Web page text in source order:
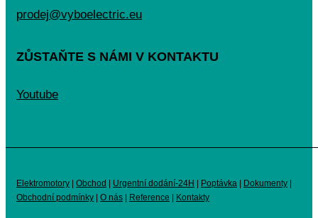
prodej@vyboelectric.eu
ZŮSTAŇTE S NÁMI V KONTAKTU
Youtube
Elektromotory Obchod Urgentní dodání-24H Poptávka Dokumenty
Obchodní podmínky
O nás Reference Kontakty